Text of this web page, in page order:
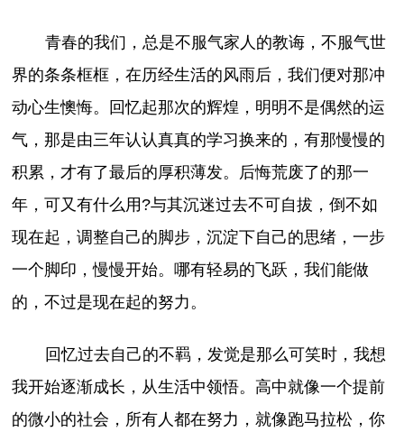
青春的我们，总是不服气家人的教诲，不服气世
界的条条框框，在历经生活的风雨后，我们便对那冲
动心生懊悔。回忆起那次的辉煌，明明不是偶然的运
气，那是由三年认认真真的学习换来的，有那慢慢的
积累，才有了最后的厚积薄发。后悔荒废了的那一
年，可又有什么用?与其沉迷过去不可自拔，倒不如
现在起，调整自己的脚步，沉淀下自己的思绪，一步
一个脚印，慢慢开始。哪有轻易的飞跃，我们能做
的，不过是现在起的努力。
回忆过去自己的不羁，发觉是那么可笑时，我想
我开始逐渐成长，从生活中领悟。高中就像一个提前
的微小的社会，所有人都在努力，就像跑马拉松，你